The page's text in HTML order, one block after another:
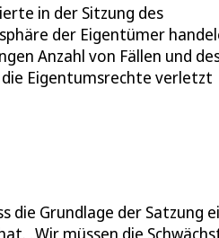
in der Sitzung des
der Eigentümer
Anzahl von Fällen und
die Eigentumsrechte verletzt
die Grundlage der Satzung
„Wir müssen die